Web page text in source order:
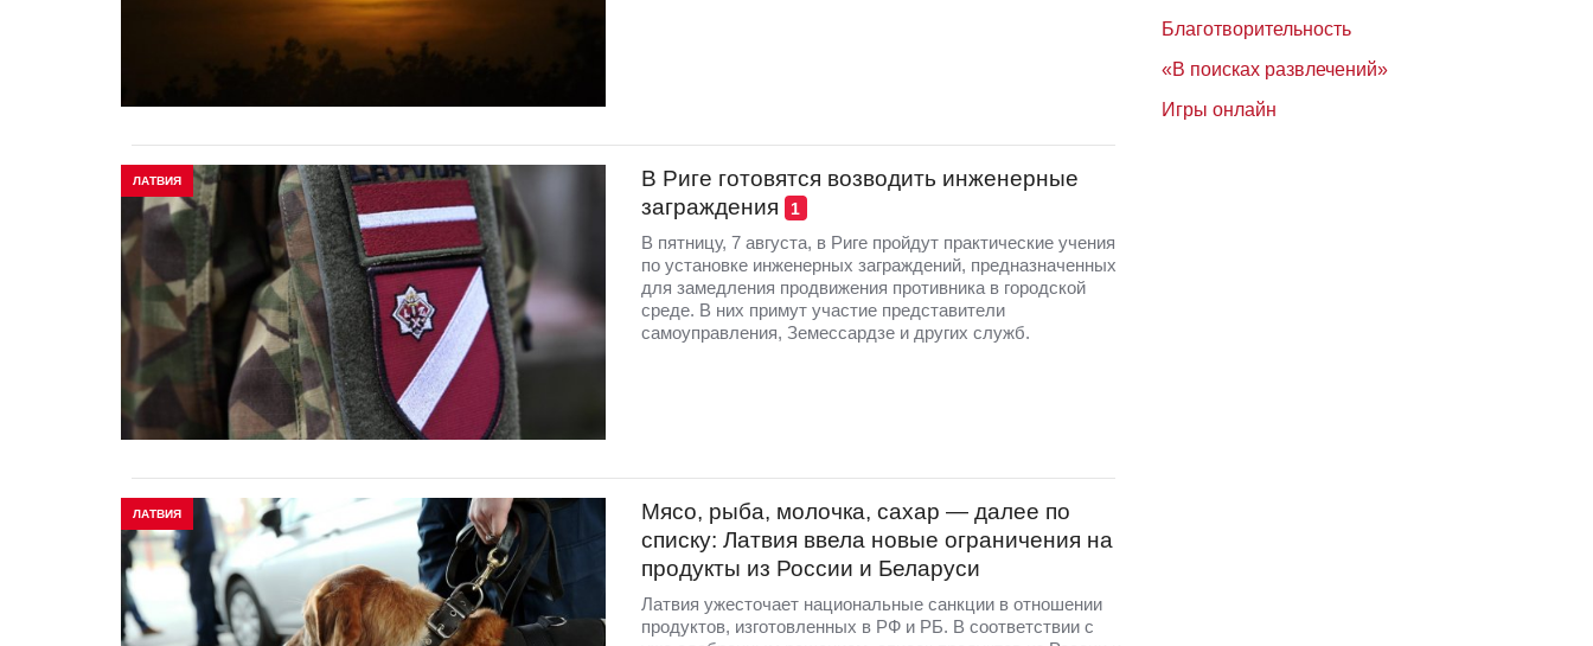
ЛАТВИЯ
В Риге готовятся возводить инженерные
заграждения
1
В пятницу, 7 августа, в Риге пройдут практические учения
по установке инженерных заграждений, предназначенных
для замедления продвижения противника в городской
среде. В них примут участие представители
самоуправления, Земессардзе и других служб.
ЛАТВИЯ
Мясо, рыба, молочка, сахар — далее по
списку: Латвия ввела новые ограничения на
продукты из России и Беларуси
Латвия ужесточает национальные санкции в отношении
продуктов, изготовленных в РФ и РБ. В соответствии с
Благотворительность
«В поисках развлечений»
Игры онлайн